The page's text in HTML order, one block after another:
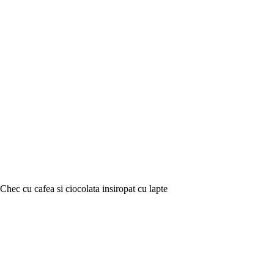
Chec cu cafea si ciocolata insiropat cu lapte